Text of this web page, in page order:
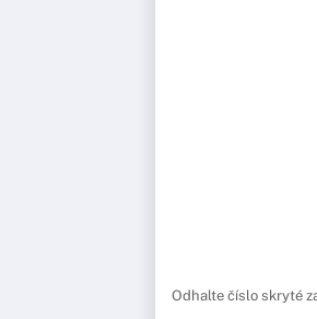
Odhalte číslo skryté